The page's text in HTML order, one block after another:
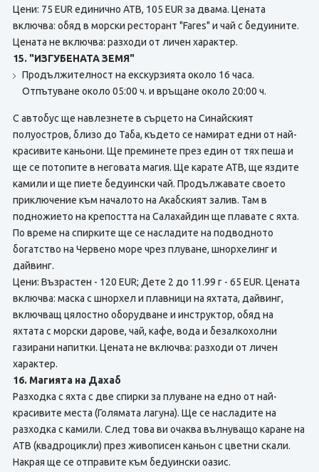
Цени: 75 EUR единично АТВ, 105 EUR за двама. Цената
включва: обяд в морски ресторант "Fares" и чай с бедуините.
Цената не включва: разходи от личен характер.
15. "ИЗГУБЕНАТА ЗЕМЯ"
Продължителност на екскурзията около 16 часа.
Отпътуване около 05:00 ч. и връщане около 20:00 ч.
С автобус ще навлезнете в сърцето на Синайският
полуостров, близо до Таба, където се намират едни от най-
красивите каньони. Ще преминете през един от тях пеша и
ще се потопите в неговата магия. Ще карате АТВ, ще яздите
камили и ще пиете бедуински чай. Продължавате своето
приключение към началото на Акабският залив. Там в
подножието на крепостта на Салахайдин ще плавате с яхта.
По време на спирките ще се насладите на подводното
богатство на Червено море чрез плуване, шнорхелинг и
дайвинг.
Цени: Възрастен - 120 EUR; Дете 2 до 11.99 г - 65 EUR. Цената
включва: маска с шнорхел и плавници на яхтата, дайвинг,
включващ цялостно оборудване и инструктор, обяд на
яхтата с морски дарове, чай, кафе, вода и безалкохолни
газирани напитки. Цената не включва: разходи от личен
характер.
16. Магията на Дахаб
Разходка с яхта с две спирки за плуване на едно от най-
красивите места (Голямата лагуна). Ще се насладите на
разходка с камили. След това ви очаква вълнуващо каране на
АТВ (квадроцикли) през живописен каньон с цветни скали.
Накрая ще се отправите към бедуински оазис.